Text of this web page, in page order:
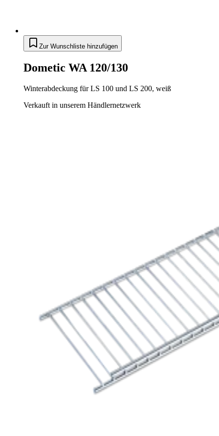
Zur Wunschliste hinzufügen
Dometic WA 120/130
Winterabdeckung für LS 100 und LS 200, weiß
Verkauft in unserem Händlernetzwerk